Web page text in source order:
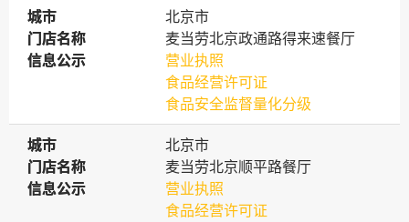
城市
城市
北京市
门店名称
门店名称
麦当劳北京政通路得来速餐厅
信息公示
信息公示
营业执照
食品经营许可证
食品安全监督量化分级
城市
城市
北京市
门店名称
门店名称
麦当劳北京顺平路餐厅
信息公示
信息公示
营业执照
食品经营许可证